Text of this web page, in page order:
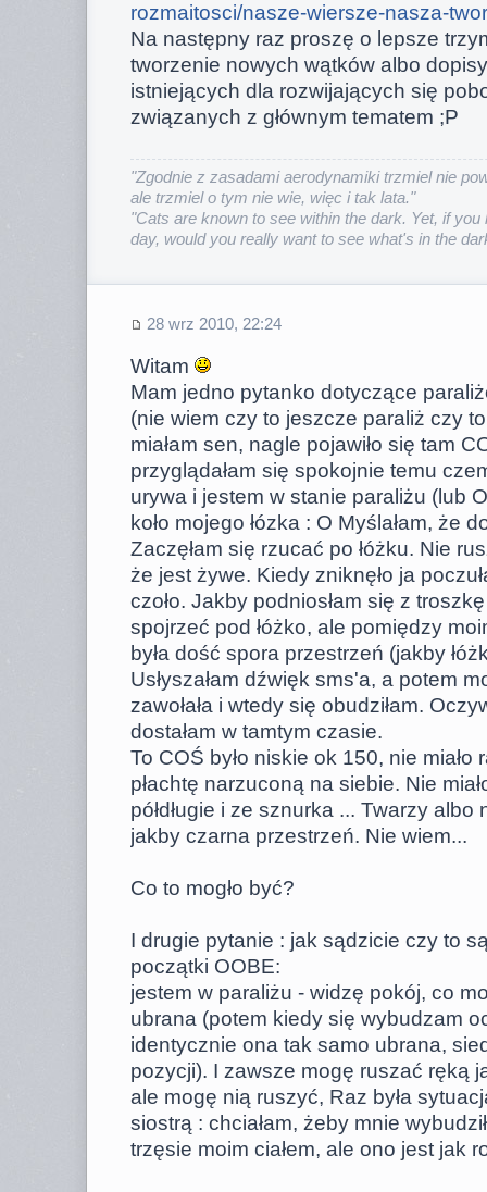
rozmaitosci/nasze-wiersze-nasza-
Na następny raz proszę o lepsze
tworzenie nowych wątków albo
istniejących dla rozwijających się
związanych z głównym tematem ;P
"Zgodnie z zasadami aerodynamiki trzmiel nie
ale trzmiel o tym nie wie, więc i tak lata."
"Cats are known to see within the dark. Yet, if
day, would you really want to see what's in the
28 wrz 2010, 22:24
Witam
Mam jedno pytanko dotyczące
(nie wiem czy to jeszcze paraliż czy
miałam sen, nagle pojawiło się tam
przyglądałam się spokojnie temu
urywa i jestem w stanie paraliżu (lub
koło mojego łózka : O Myślałam, że
Zaczęłam się rzucać po łóżku. Nie
że jest żywe. Kiedy zniknęło ja
czoło. Jakby podniosłam się z
spojrzeć pod łóżko, ale pomiędzy
była dość spora przestrzeń (jakby
Usłyszałam dźwięk sms'a, a potem
zawołała i wtedy się obudziłam.
dostałam w tamtym czasie.
To COŚ było niskie ok 150, nie miało
płachtę narzuconą na siebie. Nie
półdługie i ze sznurka ... Twarzy albo
jakby czarna przestrzeń. Nie wiem...
Co to mogło być?
I drugie pytanie : jak sądzicie czy to
początki OOBE:
jestem w paraliżu - widzę pokój, co
ubrana (potem kiedy się wybudzam
identycznie ona tak samo ubrana,
pozycji). I zawsze mogę ruszać ręką
ale mogę nią ruszyć, Raz była
siostrą : chciałam, żeby mnie
trzęsie moim ciałem, ale ono jest jak